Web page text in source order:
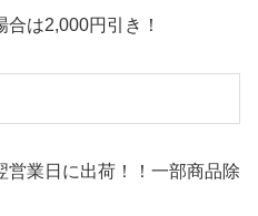
合は2,000円引き！
業日に出荷！！一部商品除